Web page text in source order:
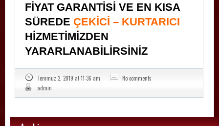
FİYAT GARANTİSİ VE EN KISA
SÜREDE ÇEKİCİ – KURTARICI
HİZMETİMİZDEN
YARARLANABİLİRSİNİZ
Temmuz 2, 2019 at 11:36 am
No comments
admin